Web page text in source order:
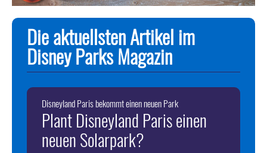
Die aktuellsten Artikel im
Disney Parks Magazin
Disneyland Paris bekommt einen neuen Park
Plant Disneyland Paris einen
neuen Solarpark?